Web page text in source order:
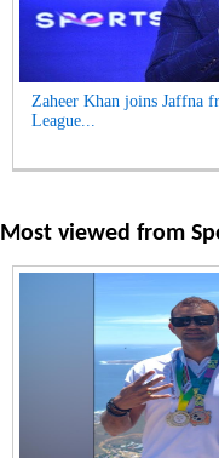
Zaheer Khan joins Jaffna
League...
Most viewed from